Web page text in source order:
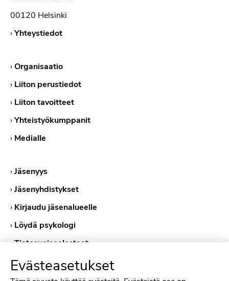
00120 Helsinki
›Yhteystiedot
›Organisaatio
› Liiton perustiedot
› Liiton tavoitteet
›Yhteistyökumppanit
› Medialle
›Jäsenyys
›Jäsenyhdistykset
› Kirjaudu jäsenalueelle
› Löydä psykologi
›Tietosuojaselosteet
›Evästekäytännöt
Evästeasetukset